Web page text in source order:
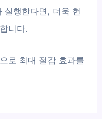
실행한다면, 더욱 현
니다.
로 최대 절감 효과를